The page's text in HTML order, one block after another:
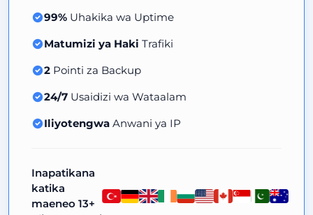
99% Uhakika wa Uptime
Matumizi ya Haki Trafiki
2 Pointi za Backup
24/7 Usaidizi wa Wataalam
Iliyotengwa Anwani ya IP
Inapatikana
katika
maeneo 13+